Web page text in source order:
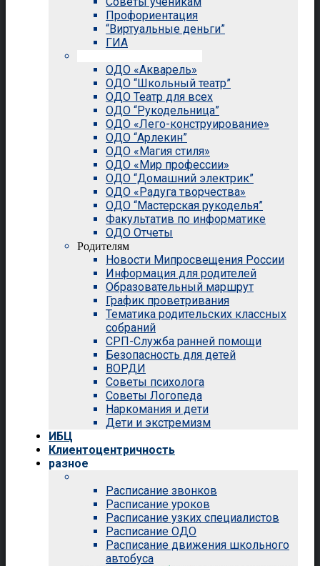
Профориентация
“Виртуальные деньги”
ГИА
ОДО «Акварель»
ОДО “Школьный театр”
ОДО Театр для всех
ОДО “Рукодельница”
ОДО «Лего-конструирование»
ОДО “Арлекин”
ОДО «Магия стиля»
ОДО «Мир профессии»
ОДО “Домашний электрик”
ОДО «Радуга творчества»
ОДО “Мастерская рукоделья”
Факультатив по информатике
ОДО Отчеты
Родителям
Новости Мипросвещения России
Информация для родителей
Образовательный маршрут
График проветривания
Тематика родительских классных
собраний
СРП-Служба ранней помощи
Безопасность для детей
ВОРДИ
Советы психолога
Советы Логопеда
Наркомания и дети
Дети и экстремизм
ИБЦ
Клиентоцентричность
разное
Расписание звонков
Расписание уроков
Расписание узких специалистов
Расписание ОДО
Расписание движения школьного
автобуса